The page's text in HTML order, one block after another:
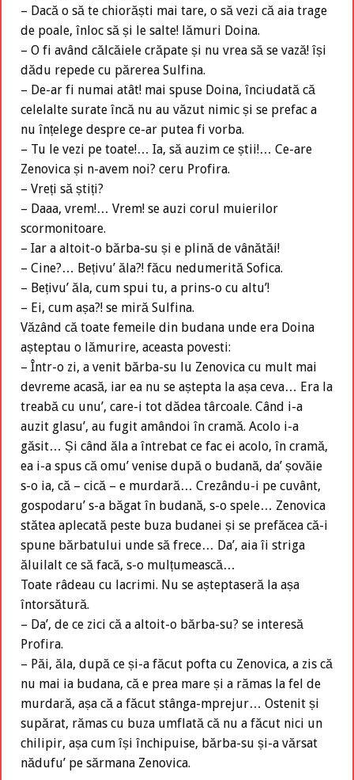
– Dacă o să te chiorăști mai tare, o să vezi că aia trage
de poale, înloc să și le salte! lămuri Doina.
– O fi având călcăiele crăpate și nu vrea să se vază! își
dădu repede cu părerea Sulfina.
– De-ar fi numai atât! mai spuse Doina, înciudată că
celelalte surate încă nu au văzut nimic și se prefac a
nu înțelege despre ce-ar putea fi vorba.
– Tu le vezi pe toate!… Ia, să auzim ce știi!… Ce-are
Zenovica și n-avem noi? ceru Profira.
– Vreți să știți?
– Daaa, vrem!… Vrem! se auzi corul muierilor
scormonitoare.
– Iar a altoit-o bărba-su și e plină de vânătăi!
– Cine?… Bețivu’ ăla?! făcu nedumerită Sofica.
– Bețivu’ ăla, cum spui tu, a prins-o cu altu’!
– Ei, cum așa?! se miră Sulfina.
Văzând că toate femeile din budana unde era Doina
așteptau o lămurire, aceasta povesti:
– Într-o zi, a venit bărba-su lu Zenovica cu mult mai
devreme acasă, iar ea nu se aștepta la așa ceva… Era la
treabă cu unu’, care-i tot dădea târcoale. Când i-a
auzit glasu’, au fugit amândoi în cramă. Acolo i-a
găsit… Și când ăla a întrebat ce fac ei acolo, în cramă,
ea i-a spus că omu’ venise după o budană, da’ șovăie
s-o ia, că – cică – e murdară… Crezându-i pe cuvânt,
gospodaru’ s-a băgat în budană, s-o spele… Zenovica
stătea aplecată peste buza budanei și se prefăcea că-i
spune bărbatului unde să frece… Da’, aia îi striga
ăluilalt ce să facă, s-o mulțumească…
Toate râdeau cu lacrimi. Nu se așteptaseră la așa
întorsătură.
– Da’, de ce zici că a altoit-o bărba-su? se interesă
Profira.
– Păi, ăla, după ce și-a făcut pofta cu Zenovica, a zis că
nu mai ia budana, că e prea mare și a rămas la fel de
murdară, așa că a făcut stânga-mprejur… Ostenit și
supărat, rămas cu buza umflată că nu a făcut nici un
chilipir, așa cum își închipuise, bărba-su și-a vărsat
nădufu’ pe sărmana Zenovica.